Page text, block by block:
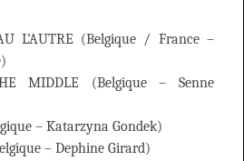
L’AUTRE (Belgique / France –
MIDDLE (Belgique – Senne
– Katarzyna Gondek)
– Dephine Girard)